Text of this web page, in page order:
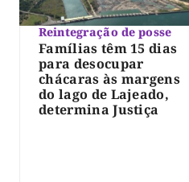
Reintegração de posse
Famílias têm 15 dias
para desocupar
chácaras às margens
do lago de Lajeado,
determina Justiça